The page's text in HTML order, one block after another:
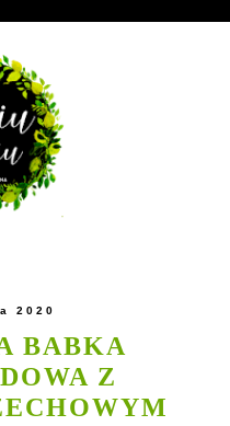
2020
BABKA
Z